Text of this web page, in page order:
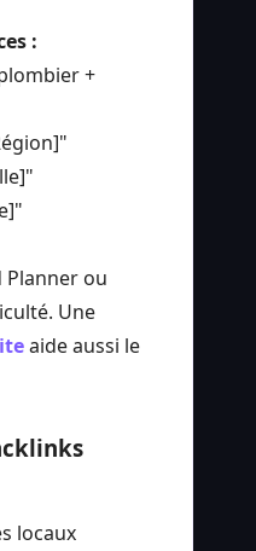
:
+
Planner ou
Une
aide aussi le
locaux